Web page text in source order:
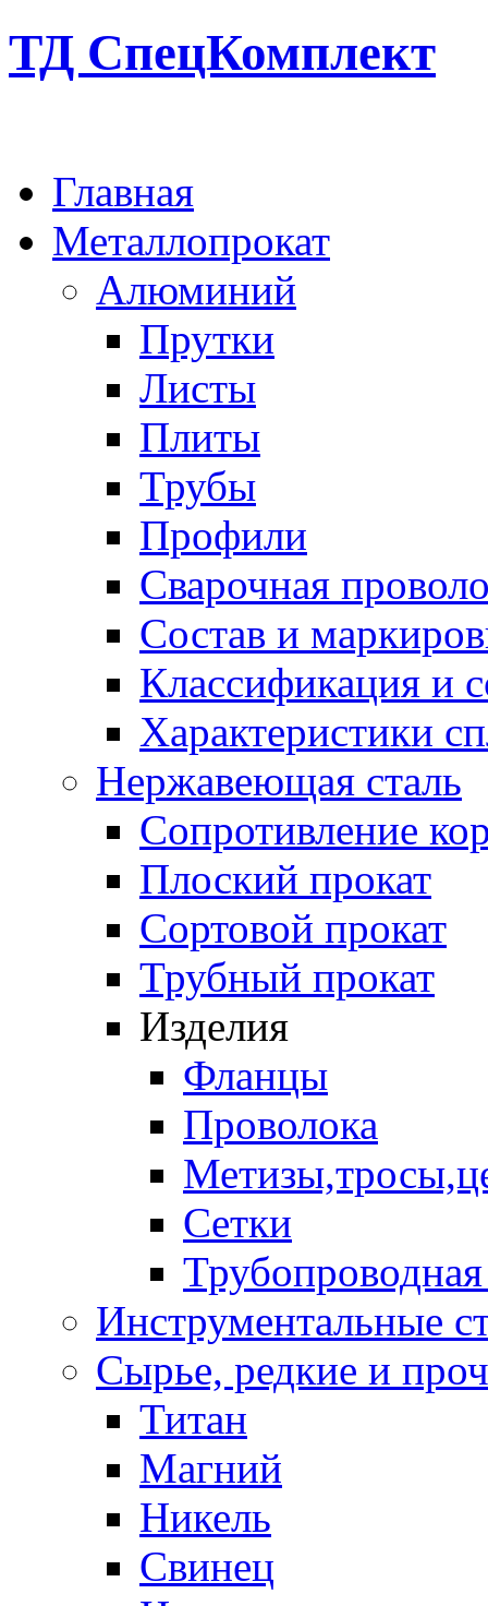
ТД СпецКомплект
Главная
Металлопрокат
Алюминий
Прутки
Листы
Плиты
Трубы
Профили
Сварочная
Состав и
Классификация и
Характеристики
Нержавеющая сталь
Сопротивление
Плоский прокат
Сортовой прокат
Трубный прокат
Изделия
Фланцы
Проволока
Сетки
Инструментальные
Сырье, редкие и
Титан
Магний
Никель
Свинец